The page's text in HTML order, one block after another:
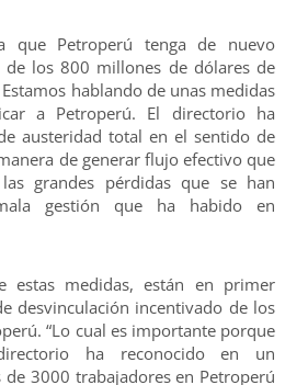
que Petroperú tenga de nuevo
de los 800 millones de dólares de
hablando de unas medidas
a Petroperú. El directorio ha
austeridad total en el sentido de
de generar flujo efectivo que
grandes pérdidas que se han
gestión que ha habido en
estas medidas, están en primer
desvinculación incentivado de los
“Lo cual es importante porque
ha reconocido en un
3000 trabajadores en Petroperú